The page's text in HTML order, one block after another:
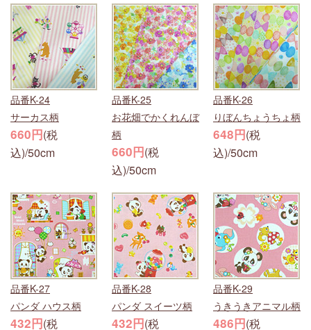
品番K-24
サーカス柄
660円(税
込)/50cm
品番K-25
お花畑でかくれんぼ
柄
660円(税
込)/50cm
品番K-26
りぼんちょうちょ柄
648円(税
込)/50cm
品番K-27
パンダ ハウス柄
432円(税
品番K-28
パンダ スイーツ柄
432円(税
品番K-29
うきうきアニマル柄
486円(税